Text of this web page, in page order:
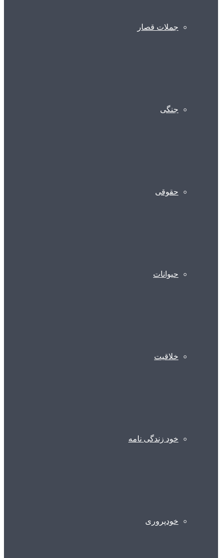
جملات قصار
جنگی
حقوقی
حیوانات
خلاقیت
خود زندگی نامه
خودپروری